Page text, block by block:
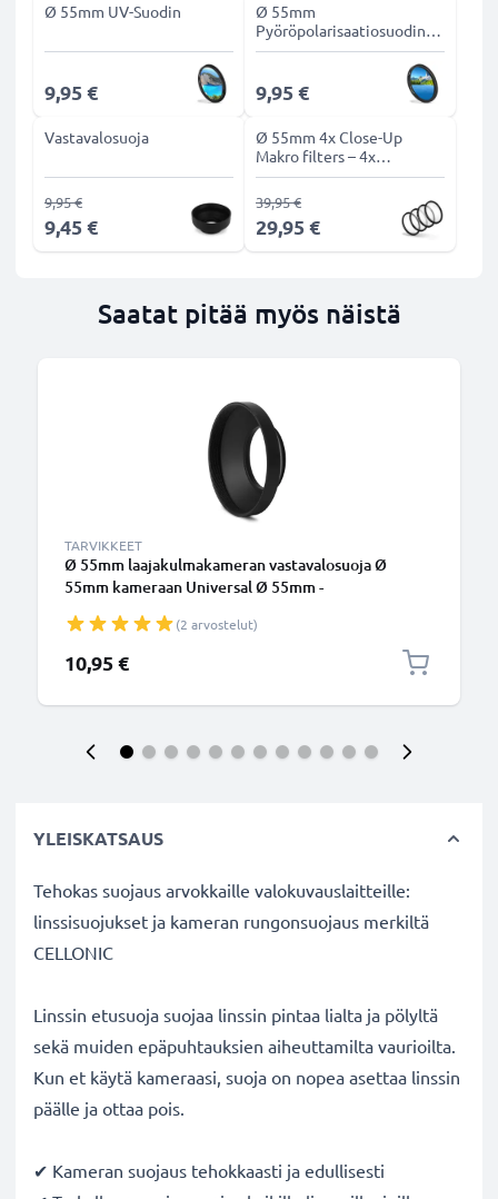
Ø 55mm UV-Suodin
9,95 €
Ø 55mm
Pyöröpolarisaatiosuodin
CPL-suodin
9,95 €
Vastavalosuoja
9,45 €
9,95 €
Ø 55mm 4x Close-Up
Makro filters – 4x
Makrosuodin
29,95 €
39,95 €
Saatat pitää myös näistä
TARVIKKEET
Ø 55mm laajakulmakameran vastavalosuoja Ø
55mm kameraan Universal Ø 55mm -
vastavalosuoja tuotemerkiltä CELLONIC
(2 arvostelut)
10,95 €
YLEISKATSAUS
Tehokas suojaus arvokkaille valokuvauslaitteille:
linssisuojukset ja kameran rungonsuojaus merkiltä
CELLONIC
Linssin etusuoja suojaa linssin pintaa lialta ja pölyltä
sekä muiden epäpuhtauksien aiheuttamilta vaurioilta.
Kun et käytä kameraasi, suoja on nopea asettaa linssin
päälle ja ottaa pois.
✔ Kameran suojaus tehokkaasti ja edullisesti